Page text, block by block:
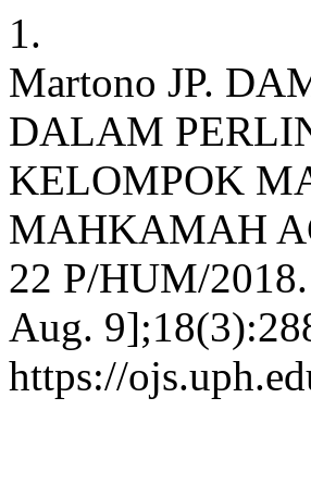
1.
Martono JP.
DALAM
KELOMPOK
MAHKAMAH
22 P/HUM/
Aug.
https://